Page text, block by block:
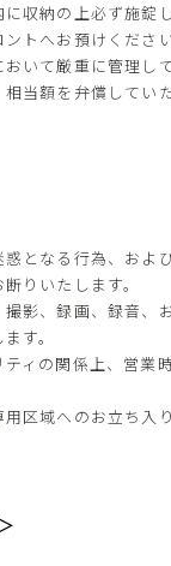
収納の上必ず施錠
トへお預けください
いて厳重に管理し
当額を弁償してい
となる行為、およ
りいたします。
影、録画、録音、
す。
ィの関係上、営業
区域へのお立ち入